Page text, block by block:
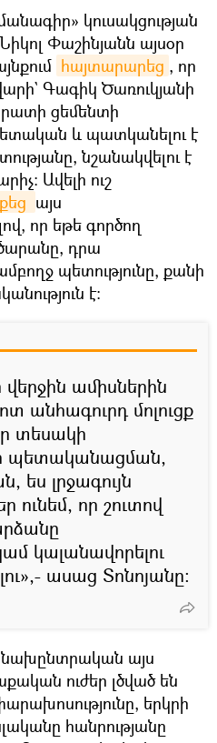
կուսակցության
Փաշինյանն այսօր
հայտարարեց , որ
Գագիկ Ծառուկյանի
ցեմենտի
և պատկանելու է
նշանակվելու է
Ավելի ուշ
այս
որ եթե գործող
դրա
պետությունը, քանի
է։
ամիսներին
անհագուրդ մոլուցք
տեսակի
պետականացման,
ես լրջագույն
ունեմ, որ շուտով
կալանավորելու
ասաց Տոնոյանը։
այս
ուժեր լծված են
երկրի
հանրությանը